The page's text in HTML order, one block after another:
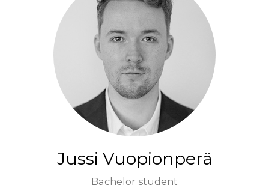
Jussi Vuopionperä
Bachelor student